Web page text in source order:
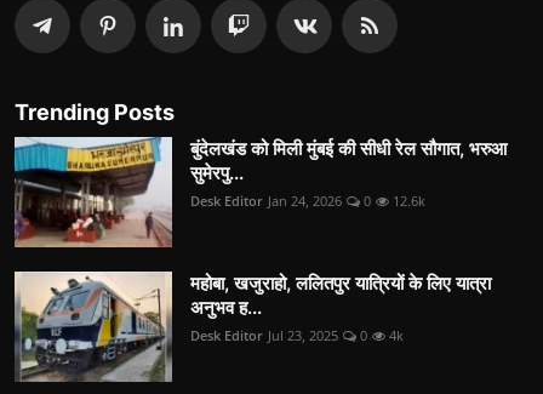
Trending Posts
बुंदेलखंड को मिली मुंबई की सीधी रेल सौगात, भरुआ
सुमेरपु...
Desk Editor Jan 24, 2026 0 12.6k
महोबा, खजुराहो, ललितपुर यात्रियों के लिए यात्रा
अनुभव ह...
Desk Editor Jul 23, 2025 0 4k